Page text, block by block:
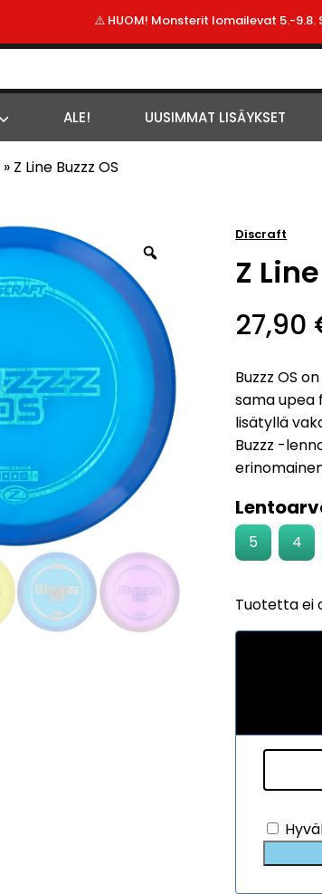
⚠️ HUOM! Monsterit lomailevat 5.-
ALE! UUSIMMAT LISÄYKSET
» Z Line Buzzz OS
Discraft
Z
27,90
Buzzz OS
sama upea
lisätyllä
Buzzz -
5 4
Tuotetta ei